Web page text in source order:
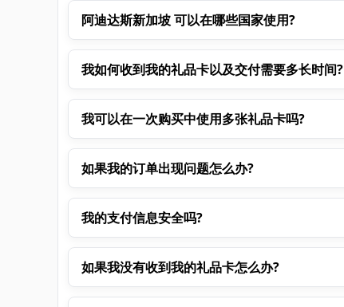
阿迪达斯新加坡 可以在哪些国家使用?
我如何收到我的礼品卡以及交付需要多长时间?
我可以在一次购买中使用多张礼品卡吗?
如果我的订单出现问题怎么办?
我的支付信息安全吗?
如果我没有收到我的礼品卡怎么办?